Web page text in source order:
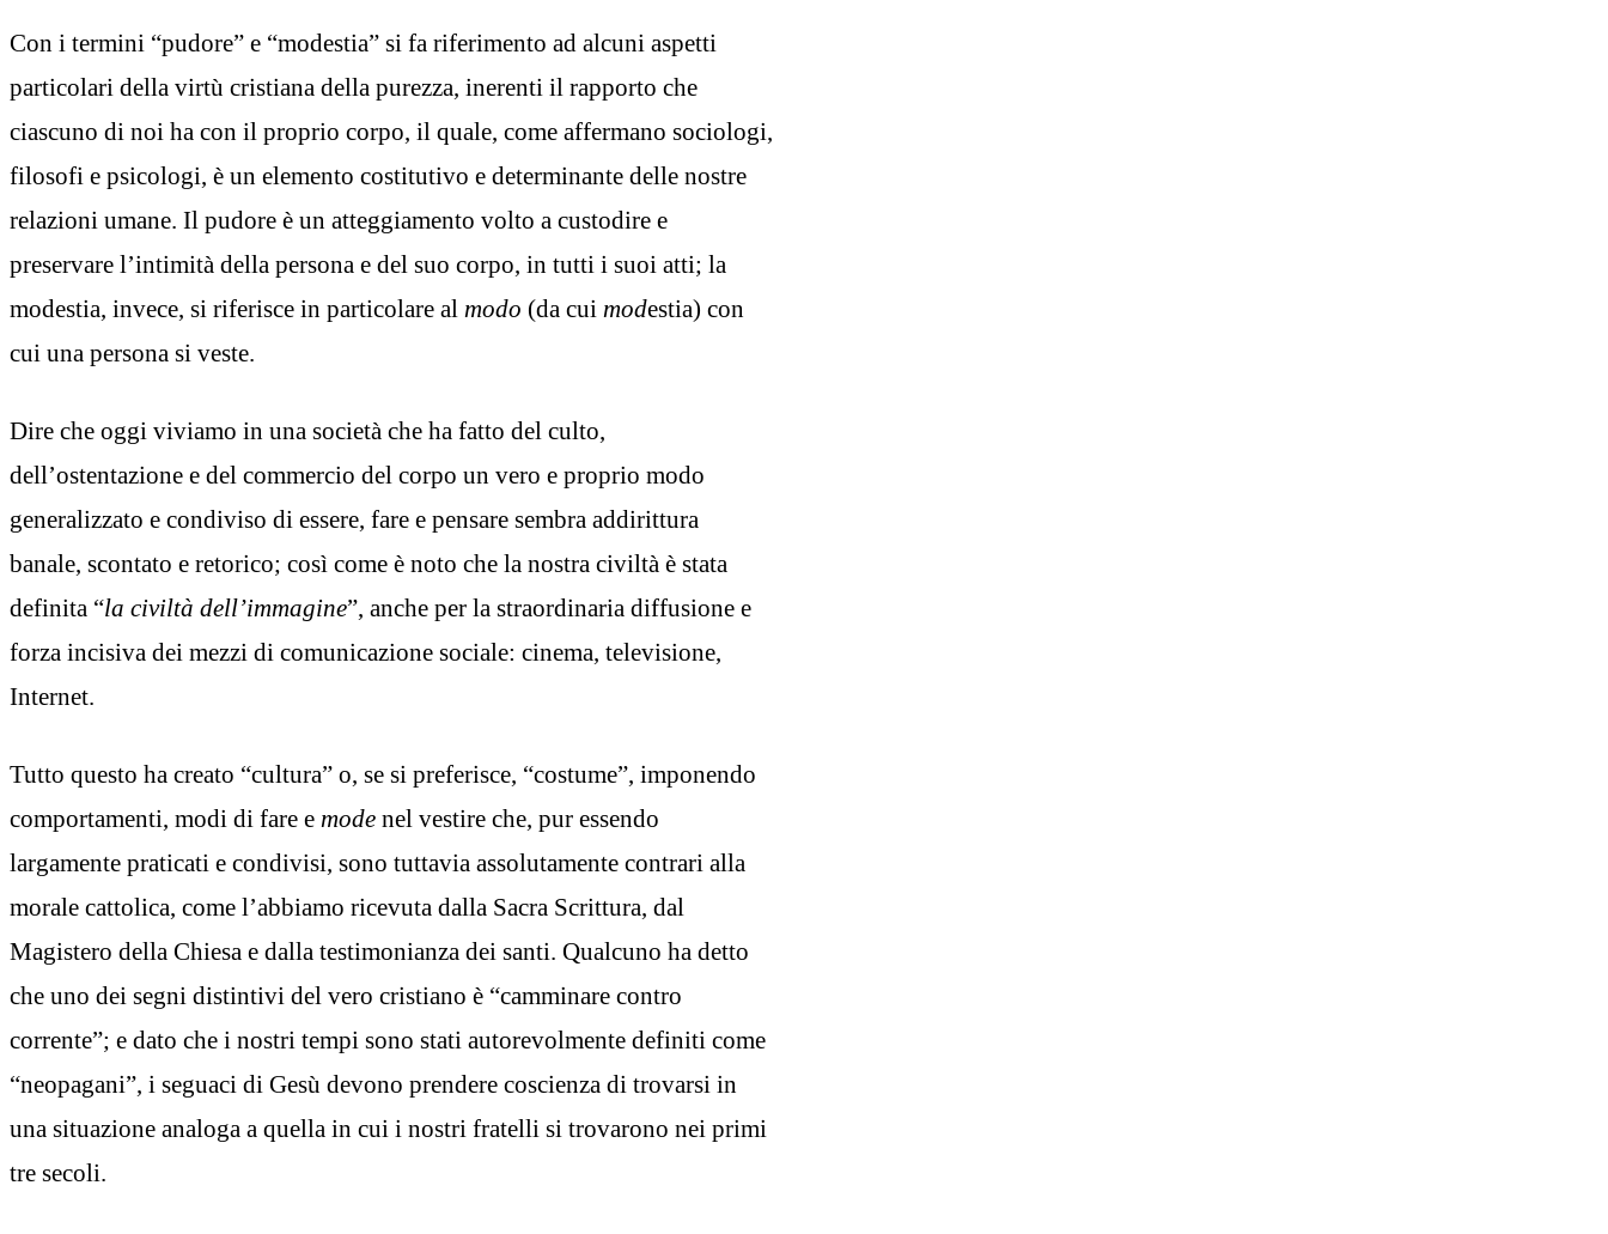
Con i termini “pudore” e “modestia” si fa riferimento ad alcuni aspetti
particolari della virtù cristiana della purezza, inerenti il rapporto che
ciascuno di noi ha con il proprio corpo, il quale, come affermano sociologi,
filosofi e psicologi, è un elemento costitutivo e determinante delle nostre
relazioni umane. Il pudore è un atteggiamento volto a custodire e
preservare l’intimità della persona e del suo corpo, in tutti i suoi atti; la
modestia, invece, si riferisce in particolare al modo (da cui modestia) con
cui una persona si veste.
Dire che oggi viviamo in una società che ha fatto del culto,
dell’ostentazione e del commercio del corpo un vero e proprio modo
generalizzato e condiviso di essere, fare e pensare sembra addirittura
banale, scontato e retorico; così come è noto che la nostra civiltà è stata
definita “la civiltà dell’immagine”, anche per la straordinaria diffusione e
forza incisiva dei mezzi di comunicazione sociale: cinema, televisione,
Internet.
Tutto questo ha creato “cultura” o, se si preferisce, “costume”, imponendo
comportamenti, modi di fare e mode nel vestire che, pur essendo
largamente praticati e condivisi, sono tuttavia assolutamente contrari alla
morale cattolica, come l’abbiamo ricevuta dalla Sacra Scrittura, dal
Magistero della Chiesa e dalla testimonianza dei santi. Qualcuno ha detto
che uno dei segni distintivi del vero cristiano è “camminare contro
corrente”; e dato che i nostri tempi sono stati autorevolmente definiti come
“neopagani”, i seguaci di Gesù devono prendere coscienza di trovarsi in
una situazione analoga a quella in cui i nostri fratelli si trovarono nei primi
tre secoli.